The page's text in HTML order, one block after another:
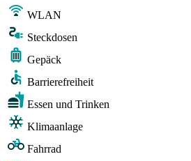
WLAN
Steckdosen
Gepäck
Barrierefreiheit
Essen und Trinken
Klimaanlage
Fahrrad